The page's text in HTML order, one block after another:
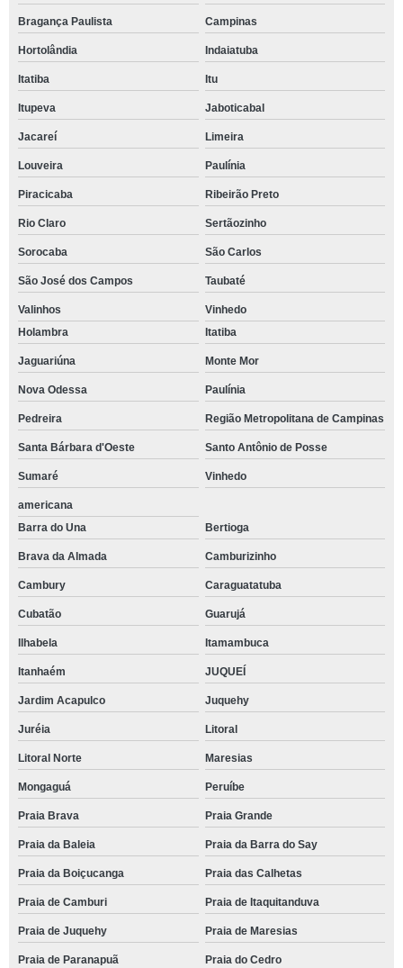
Bragança Paulista Campinas
Hortolândia Indaiatuba
Itatiba Itu
Itupeva Jaboticabal
Jacareí Limeira
Louveira Paulínia
Piracicaba Ribeirão Preto
Rio Claro Sertãozinho
Sorocaba São Carlos
São José dos Campos Taubaté
Valinhos
Vinhedo
Holambra
Itatiba
Jaguariúna Monte Mor
Nova Odessa Paulínia
Pedreira Região Metropolitana de Campinas
Santa Bárbara d'Oeste Santo Antônio de Posse
Sumaré Vinhedo
americana
Barra do Una
Bertioga
Brava da Almada Camburizinho
Cambury Caraguatatuba
Cubatão Guarujá
Ilhabela Itamambuca
Itanhaém JUQUEÍ
Jardim Acapulco Juquehy
Juréia Litoral
Litoral Norte Maresias
Mongaguá Peruíbe
Praia Brava Praia Grande
Praia da Baleia Praia da Barra do Say
Praia da Boiçucanga Praia das Calhetas
Praia de Camburi Praia de Itaquitanduva
Praia de Juquehy Praia de Maresias
Praia de Paranapuã Praia do Cedro